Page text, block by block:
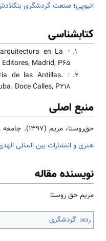
اتیوپی؛ صنعت گردشگری
کتابشناسی
↑
en La
Madrid, P65
↑
de las Antillas.
Doce Calles, P218
منبع اصلی
حق‌روستا، مریم (1397). جامعه و فرهنگ
هنری و انتشارات بین المللی
نویسنده مقاله
مریم حق روستا
رده: گردشگری